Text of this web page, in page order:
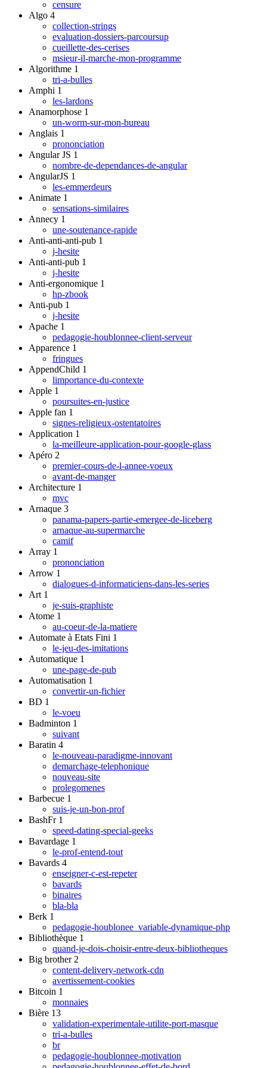
censure
Algo 4
collection-strings
evaluation-dossiers-parcoursup
cueillette-des-cerises
msieur-il-marche-mon-programme
Algorithme 1
tri-a-bulles
Amphi 1
les-lardons
Anamorphose 1
un-worm-sur-mon-bureau
Anglais 1
prononciation
Angular JS 1
nombre-de-dependances-de-angular
AngularJS 1
les-emmerdeurs
Animate 1
sensations-similaires
Annecy 1
une-soutenance-rapide
Anti-anti-anti-pub 1
j-hesite
Anti-anti-pub 1
j-hesite
Anti-ergonomique 1
hp-zbook
Anti-pub 1
j-hesite
Apache 1
pedagogie-houblonnee-client-serveur
Apparence 1
fringues
AppendChild 1
limportance-du-contexte
Apple 1
poursuites-en-justice
Apple fan 1
signes-religieux-ostentatoires
Application 1
la-meilleure-application-pour-google-glass
Apéro 2
premier-cours-de-l-annee-voeux
avant-de-manger
Architecture 1
mvc
Arnaque 3
panama-papers-partie-emergee-de-liceberg
arnaque-au-supermarche
camif
Array 1
prononciation
Arrow 1
dialogues-d-informaticiens-dans-les-series
Art 1
je-suis-graphiste
Atome 1
au-coeur-de-la-matiere
Automate à Etats Fini 1
le-jeu-des-imitations
Automatique 1
une-page-de-pub
Automatisation 1
convertir-un-fichier
BD 1
le-voeu
Badminton 1
suivant
Baratin 4
le-nouveau-paradigme-innovant
demarchage-telephonique
nouveau-site
prolegomenes
Barbecue 1
suis-je-un-bon-prof
BashFr 1
speed-dating-special-geeks
Bavardage 1
le-prof-entend-tout
Bavards 4
enseigner-c-est-repeter
bavards
binaires
bla-bla
Berk 1
pedagogie-houblonee_variable-dynamique-php
Bibliothèque 1
quand-je-dois-choisir-entre-deux-bibliotheques
Big brother 2
content-delivery-network-cdn
avertissement-cookies
Bitcoin 1
monnaies
Bière 13
validation-experimentale-utilite-port-masque
tri-a-bulles
br
pedagogie-houblonnee-motivation